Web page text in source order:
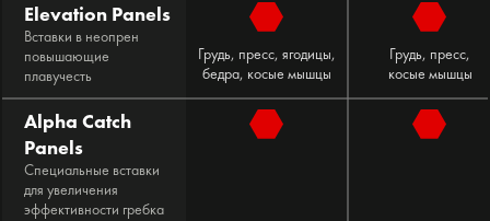
Elevation Panels
Вставки в неопрен
повышающие
плавучесть
Грудь, пресс, ягодицы,
бедра, косые мышцы
Грудь, пресс,
косые мышцы
Alpha Catch
Panels
Специальные вставки
для увеличения
эффективности гребка